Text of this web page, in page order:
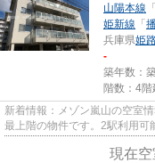
山陽本線 「
姫新線 「
兵庫県姫
-
築年数：
階数：4階
新着情報：メゾン嵐山の空室
最上階の物件です。2駅利用可
が地域の賃貸情報をご提供い
現在空